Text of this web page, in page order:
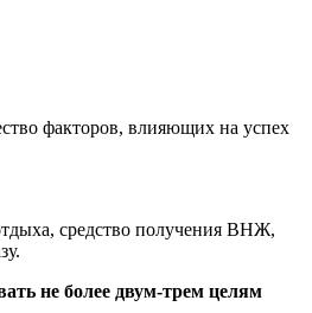
факторов, влияющих на успех
средство получения ВНЖ,
не более двум-трем целям